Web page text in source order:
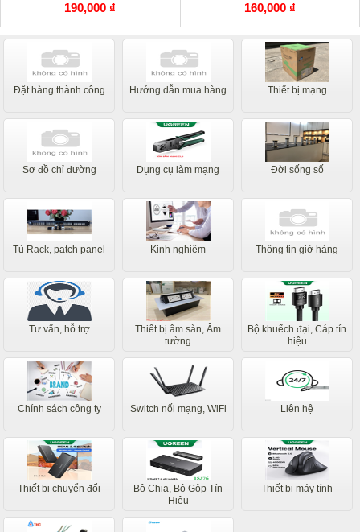
190,000 ₫
160,000 ₫
Đặt hàng thành công Hướng dẫn mua hàng Thiết bị mạng
Sơ đồ chỉ đường Dụng cụ làm mạng Đời sống số
Tủ Rack, patch panel Kinh nghiệm Thông tin giở hàng
Tư vấn, hỗ trợ
Thiết bị âm sàn, Âm
tường
Bộ khuếch đại, Cáp tín
hiệu
Chính sách công ty Switch nối mạng, WiFi Liên hệ
Thiết bị chuyển đổi
Bộ Chia, Bộ Gộp Tín
Hiệu
Thiết bị máy tính